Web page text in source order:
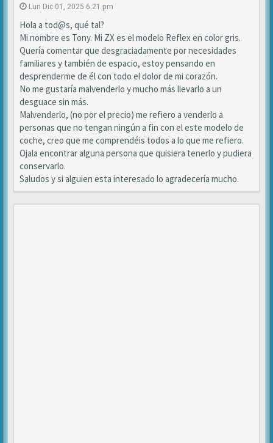
Lun Dic 01, 2025 6:21 pm
Hola a tod@s, qué tal?
Mi nombre es Tony. Mi ZX es el modelo Reflex en color gris.
Quería comentar que desgraciadamente por necesidades
familiares y también de espacio, estoy pensando en
desprenderme de él con todo el dolor de mi corazón.
No me gustaría malvenderlo y mucho más llevarlo a un
desguace sin más.
Malvenderlo, (no por el precio) me refiero a venderlo a
personas que no tengan ningún a fin con el este modelo de
coche, creo que me comprendéis todos a lo que me refiero.
Ojala encontrar alguna persona que quisiera tenerlo y pudiera
conservarlo.
Saludos y si alguien esta interesado lo agradecería mucho.